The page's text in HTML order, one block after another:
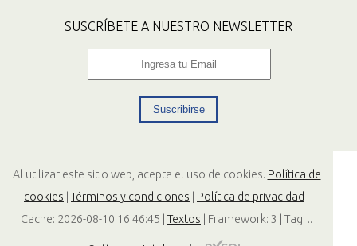
SUSCRÍBETE A NUESTRO NEWSLETTER
Suscribirse
Al utilizar este sitio web, acepta el uso de cookies. Política de
cookies |Términos y condiciones Política de privacidad
Cache: 2026-08-10 16:46:45 |Textos Framework: 3 | Tag: ..